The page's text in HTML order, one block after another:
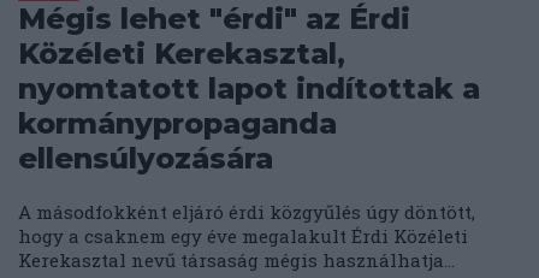
Mégis lehet "érdi" az Érdi
Közéleti Kerekasztal,
nyomtatott lapot indítottak a
kormánypropaganda
ellensúlyozására
A másodfokként eljáró érdi közgyűlés úgy döntött,
hogy a csaknem egy éve megalakult Érdi Közéleti
Kerekasztal nevű társaság mégis használhatja...